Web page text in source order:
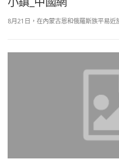
8月21日，在內蒙古恩和俄羅斯族平易